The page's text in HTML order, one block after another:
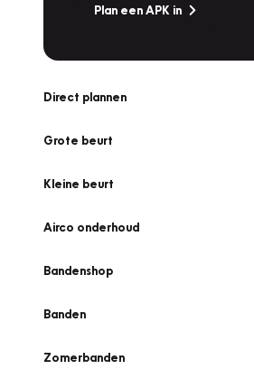
Plan een APK in
Direct plannen
Grote beurt
Kleine beurt
Airco onderhoud
Bandenshop
Banden
Zomerbanden